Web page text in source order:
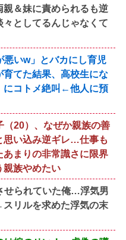
親＆妹に責められるも逆
としてるんじゃなくて
悪いw」とバカにし育児
てた結果、高校生にな
にコトメ絶叫←他人に預
（20）、なぜか親族の善
思い込み逆ギレ…仕事も
まりの非常識さに限界
親族やめたい
せられていた俺…浮気男
リルを求めた浮気の末